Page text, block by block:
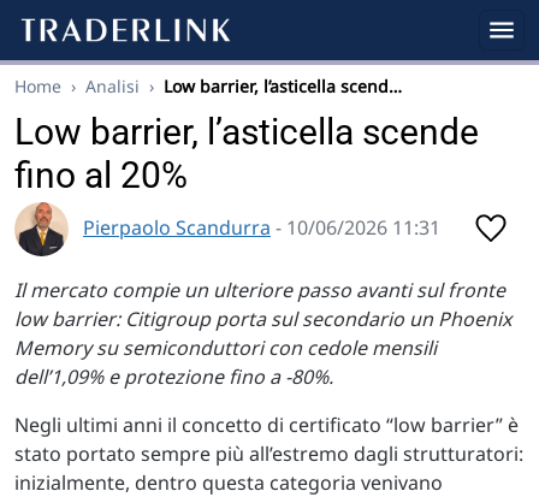
Home › Analisi › Low barrier, l’asticella scend…
Low barrier, l’asticella scende
fino al 20%
Pierpaolo Scandurra - 10/06/2026 11:31
Il mercato compie un ulteriore passo avanti sul fronte
low barrier: Citigroup porta sul secondario un Phoenix
Memory su semiconduttori con cedole mensili
dell’1,09% e protezione fino a -80%.
Negli ultimi anni il concetto di certificato “low barrier” è
stato portato sempre più all’estremo dagli strutturatori:
inizialmente, dentro questa categoria venivano